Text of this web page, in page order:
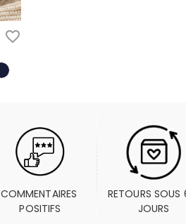
COMMENTAIRES
POSITIFS
RETOURS SOUS
JOURS